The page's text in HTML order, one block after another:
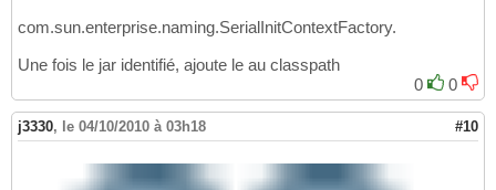
com.sun.enterprise.naming.SerialInitContextFactory.
Une fois le jar identifié, ajoute le au classpath
0
0
j3330, le 04/10/2010 à 03h18 #10